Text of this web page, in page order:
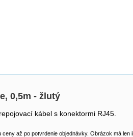
0,5m - žlutý
kábel s konektormi RJ45.
až po potvrdenie objednávky. Obrázok má len